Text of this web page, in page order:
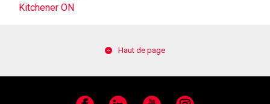
Kitchener ON
Haut de page